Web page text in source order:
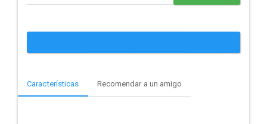
Características Recomendar a un amigo